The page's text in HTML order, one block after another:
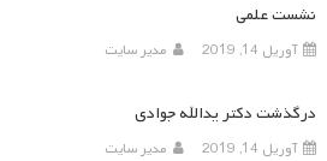
نشست علمی
آوریل 14, 2019 مدیر سایت
درگذشت دکتر یدالله جوادی
آوریل 14, 2019 مدیر سایت